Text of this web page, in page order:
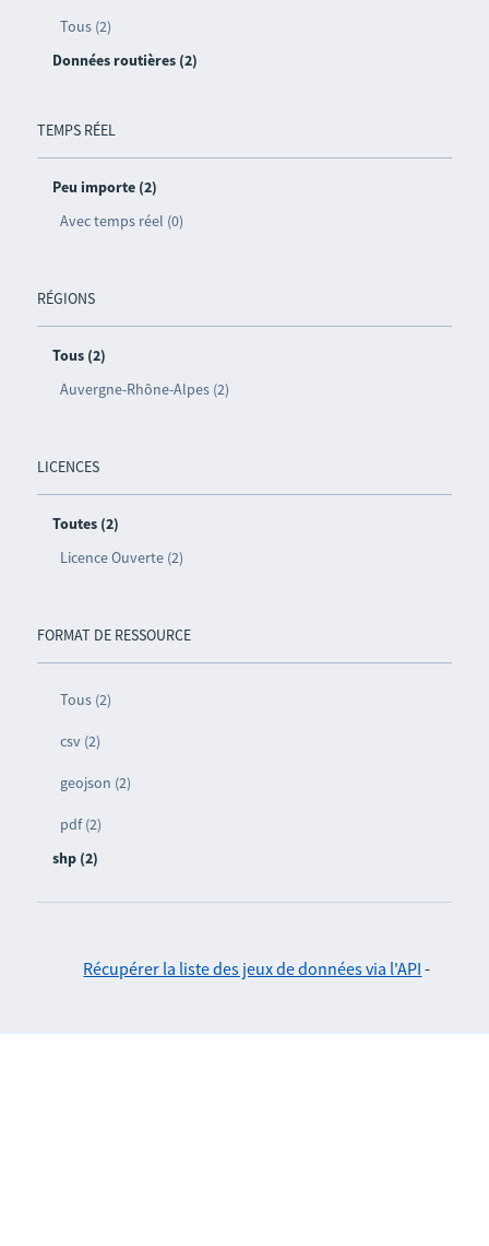
Tous (2)
Données routières (2)
TEMPS RÉEL
Peu importe (2)
Avec temps réel (0)
RÉGIONS
Tous (2)
Auvergne-Rhône-Alpes (2)
LICENCES
Toutes (2)
Licence Ouverte (2)
FORMAT DE RESSOURCE
Tous (2)
csv (2)
geojson (2)
pdf (2)
shp (2)
Récupérer la liste des jeux de données via l'API -